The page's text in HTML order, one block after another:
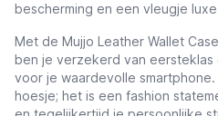
bescherming en een vleugje
Met de Mujjo Leather Wallet
ben je verzekerd van
voor je waardevolle
hoesje; het is een fashion